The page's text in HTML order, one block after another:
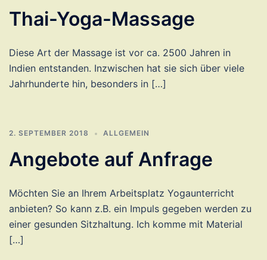
Thai-Yoga-Massage
Diese Art der Massage ist vor ca. 2500 Jahren in
Indien entstanden. Inzwischen hat sie sich über viele
Jahrhunderte hin, besonders in […]
2. SEPTEMBER 2018 ALLGEMEIN
Angebote auf Anfrage
Möchten Sie an Ihrem Arbeitsplatz Yogaunterricht
anbieten? So kann z.B. ein Impuls gegeben werden zu
einer gesunden Sitzhaltung. Ich komme mit Material
[…]